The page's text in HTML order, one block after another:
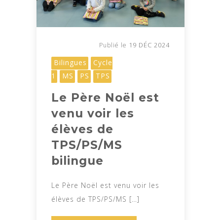
Publié le 19 DÉC 2024
Bilingues
Cycle
1
MS PS TPS
Le Père Noël est
venu voir les
élèves de
TPS/PS/MS
bilingue
Le Père Noël est venu voir les
élèves de TPS/PS/MS […]